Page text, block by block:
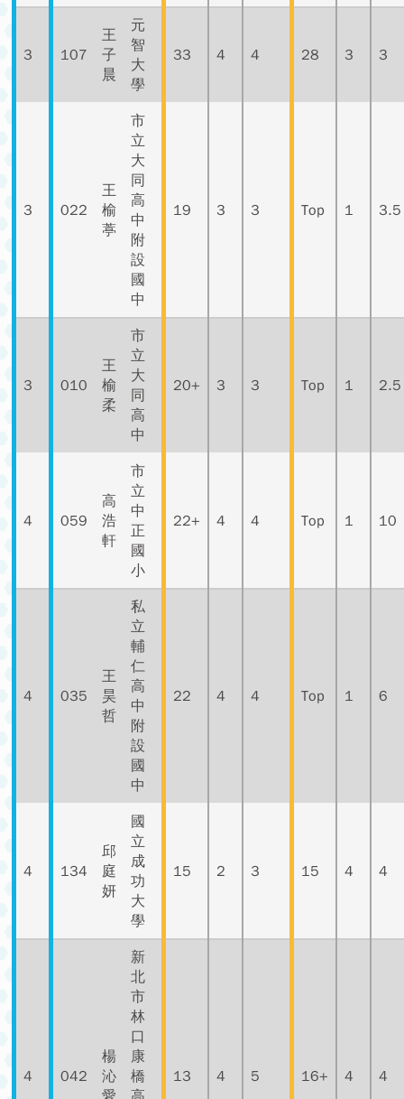
3 107
王
子
晨
元
智
大
學
33 4 4 28 3 3
3 022
王
榆
葶
市
立
大
同
高
中
附
設
國
中
19 3 3 Top 1 3.5
3 010
王
榆
柔
市
立
大
同
高
中
20+ 3 3 Top 1 2.5
4 059
高
浩
軒
市
立
中
正
國
小
22+ 4 4 Top 1 10
4 035
王
昊
哲
私
立
輔
仁
高
中
附
設
國
中
22 4 4 Top 1 6
4 134
邱
庭
妍
國
立
成
功
大
學
15 2 3 15 4 4
4 042
楊
沁
新
北
市
林
口
康
橋
13 4 5 16+ 4 4